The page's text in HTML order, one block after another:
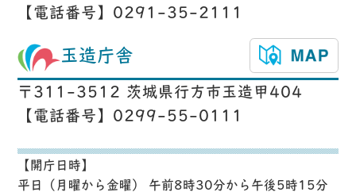
【電話番号】0291-35-2111
玉造庁舎
〒311-3512 茨城県行方市玉造甲404
【電話番号】0299-55-0111
【開庁日時】
平日（月曜から金曜） 午前8時30分から午後5時15分